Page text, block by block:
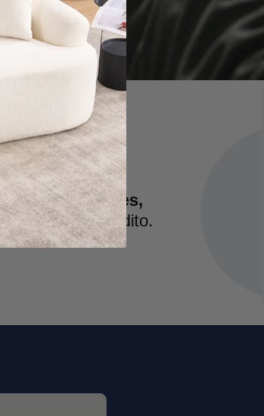
comoMuebles,
de crédito.